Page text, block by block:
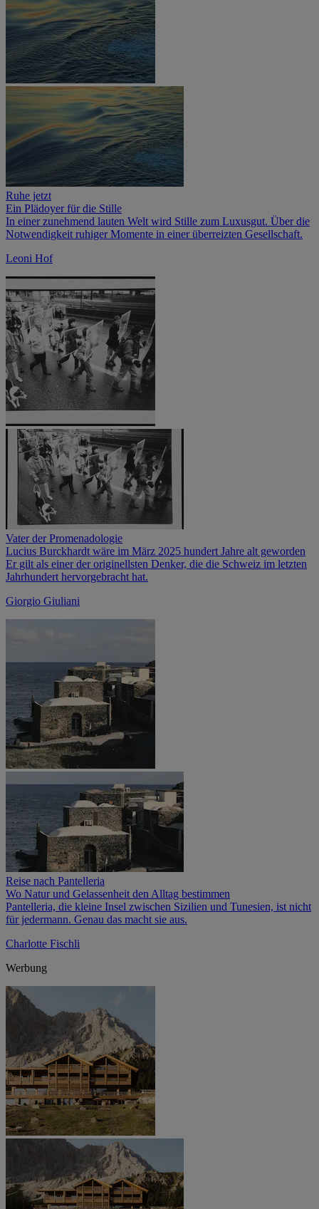
Ruhe jetzt
Ein Plädoyer für die Stille
In einer zunehmend lauten Welt wird Stille zum Luxusgut. Über die
Notwendigkeit ruhiger Momente in einer überreizten Gesellschaft.
Leoni Hof
Vater der Promenadologie
Lucius Burckhardt wäre im März 2025 hundert Jahre alt geworden
Er gilt als einer der originellsten Denker, die die Schweiz im letzten
Jahrhundert hervorgebracht hat.
Giorgio Giuliani
Reise nach Pantelleria
Wo Natur und Gelassenheit den Alltag bestimmen
Pantelleria, die kleine Insel zwischen Sizilien und Tunesien, ist nicht
für jedermann. Genau das macht sie aus.
Charlotte Fischli
Werbung